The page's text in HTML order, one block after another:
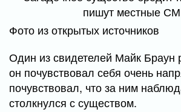
Фото из открытых источников
Один из свидетелей Майк Браун
он почувствовал себя очень
почувствовал, что за ним
столкнулся с существом.